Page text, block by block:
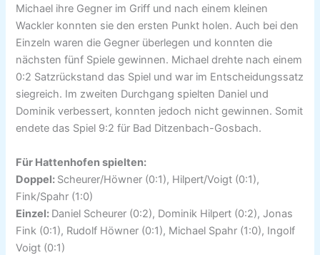
Michael ihre Gegner im Griff und nach einem kleinen
Wackler konnten sie den ersten Punkt holen. Auch bei den
Einzeln waren die Gegner überlegen und konnten die
nächsten fünf Spiele gewinnen. Michael drehte nach einem
0:2 Satzrückstand das Spiel und war im Entscheidungssatz
siegreich. Im zweiten Durchgang spielten Daniel und
Dominik verbessert, konnten jedoch nicht gewinnen. Somit
endete das Spiel 9:2 für Bad Ditzenbach-Gosbach.
Für Hattenhofen spielten:
Doppel: Scheurer/Höwner (0:1), Hilpert/Voigt (0:1),
Fink/Spahr (1:0)
Einzel: Daniel Scheurer (0:2), Dominik Hilpert (0:2), Jonas
Fink (0:1), Rudolf Höwner (0:1), Michael Spahr (1:0), Ingolf
Voigt (0:1)